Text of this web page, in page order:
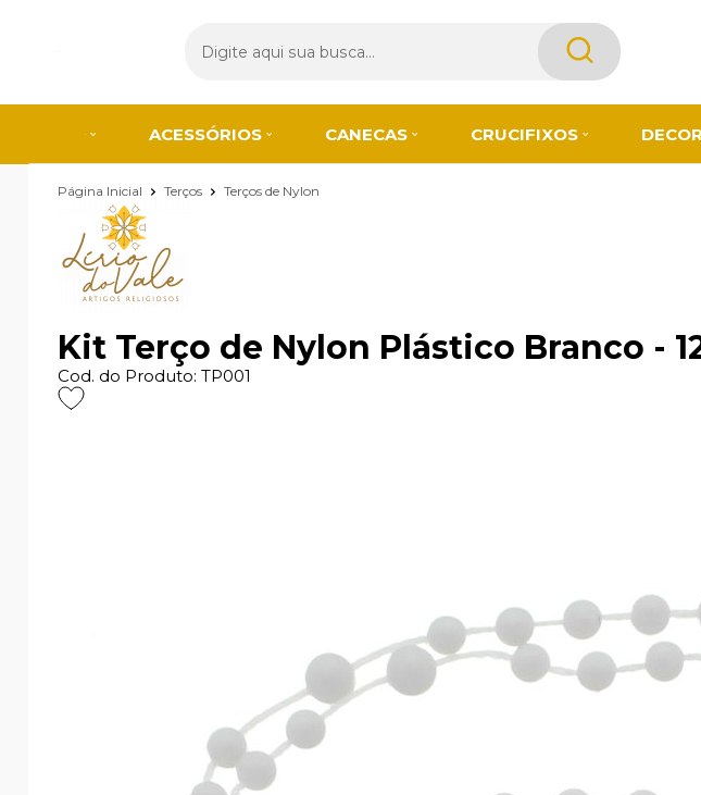
ACESSÓRIOS CANECAS CRUCIFIXOS
Página Inicial Terços Terços de Nylon
Kit Terço de Nylon Plástico Branco -
Cod. do Produto: TP001